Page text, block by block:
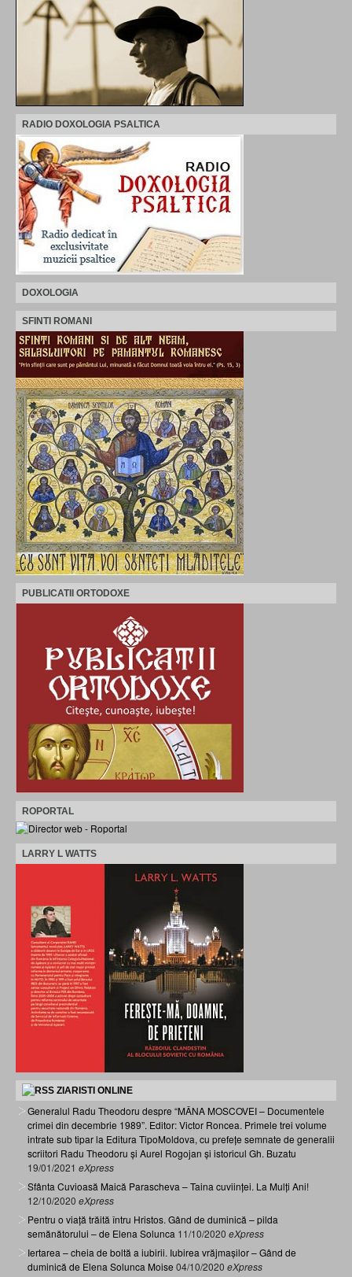
RADIO DOXOLOGIA PSALTICA
DOXOLOGIA
SFINTI ROMANI
PUBLICATII ORTODOXE
ROPORTAL
LARRY L WATTS
ZIARISTI ONLINE
Generalul Radu Theodoru despre “MÂNA MOSCOVEI – Documentele
crimei din decembrie 1989”. Editor: Victor Roncea. Primele trei volume
intrate sub tipar la Editura TipoMoldova, cu prefețe semnate de generalii
scriitori Radu Theodoru și Aurel Rogojan și istoricul Gh. Buzatu
19/01/2021 eXpress
Sfânta Cuvioasă Maică Parascheva – Taina cuviinței. La Mulți Ani!
12/10/2020 eXpress
Pentru o viață trăită întru Hristos. Gând de duminică – pilda
semănătorului – de Elena Solunca 11/10/2020 eXpress
Iertarea – cheia de boltă a iubirii. Iubirea vrăjmașilor – Gând de
duminică de Elena Solunca Moise 04/10/2020 eXpress